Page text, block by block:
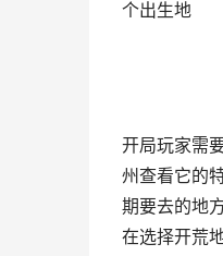
个出生地
开局玩家需
州查看它的
期要去的地
在选择开荒